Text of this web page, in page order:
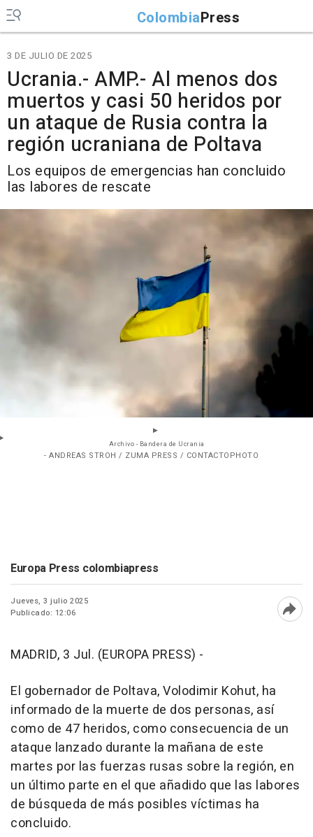
ColombiaPress
3 DE JULIO DE 2025
Ucrania.- AMP.- Al menos dos
muertos y casi 50 heridos por
un ataque de Rusia contra la
región ucraniana de Poltava
Los equipos de emergencias han concluido
las labores de rescate
Archivo - Bandera de Ucrania
- ANDREAS STROH / ZUMA PRESS / CONTACTOPHOTO
Europa Press colombiapress
Jueves, 3 julio 2025
Publicado: 12:06
MADRID, 3 Jul. (EUROPA PRESS) -
El gobernador de Poltava, Volodimir Kohut, ha
informado de la muerte de dos personas, así
como de 47 heridos, como consecuencia de un
ataque lanzado durante la mañana de este
martes por las fuerzas rusas sobre la región, en
un último parte en el que añadido que las labores
de búsqueda de más posibles víctimas ha
concluido.